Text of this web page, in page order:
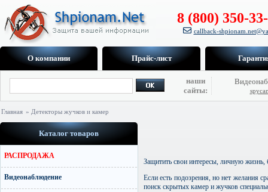
8 (800) 350-
callback-
О компании Прайс-лист
наши
сайты:
Главная » Детекторы жучков и камер
Каталог товаров
РАСПРОДАЖА
Видеонаблюдение
Защитить свои интересы, личную
Если есть подозрения, но нет желания
поиск скрытых камер и жучков